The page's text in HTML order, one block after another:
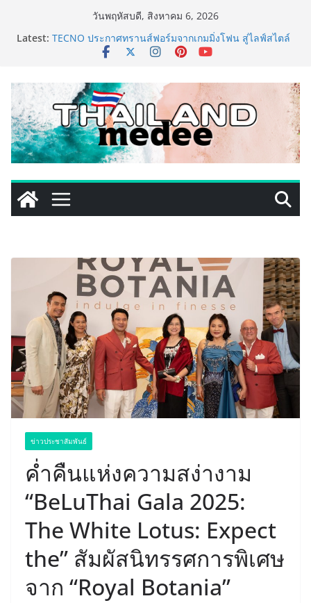
วันพฤหัสบดี, สิงหาคม 6, 2026
Latest:
เหิงลี่ แมนูแฟคเจอริ่ง เทคโนโลยี (ไทยแลนด์) เปิดโรงงาน
แห่งใหม่ในชลบุรี เดินหน้าขยายฐานการผลิตสู่เอเชียตะวัน
ออกเฉียงใต้ เสริมแกร่งยุทธศาสตร์ระดับโลก
แฟชั่นไอเท็ม เสิร์ฟใหญ่ปักหมุดแลนมาร์คใหม่กลางสถานี
MRT วาง POVA 8 Series จุดเริ่มต้นครั้งสำคัญ
ครั้งแรกของอุตสาหกรรมสีไทย นิปปอนเพนต์ผนึก 6 พันธ
มิตรโมเดิร์นเทรดชั้นนำ นำร่องเปิดตัว “NIPPON PAINT
WORRY FREE” โปรแกรมดูแลคุณภาพฟิล์มสีหลังการขาย
ยกระดับความมั่นใจลูกค้าด้วยผลิตภัณฑ์คุณภาพและ
บริการหลังการขายที่ครบวงจร
434 วันแห่งการรอคอย มูลนิธิ “เพจอีจัน” ส่งมอบ โรงเรียน
เด็กพิเศษทองผาภูมิ ให้กระทรวงศึกษาธิการ ส่งต่อโอกาส
ทางการศึกษาให้เด็กพิเศษกว่า 100 คน ใช้เวลา 434 วัน
เปลี่ยนพื้นที่ว่างเปล่าให้กลายเป็นโรงเรียนแห่งความหวัง
ราชปณิธาน สร้างคุณค่าการท่องเที่ยวไทยอย่างยั่งยืน
ข่าวประชาสัมพันธ์
ค่ำคืนแห่งความสง่างาม
“BeLuThai Gala 2025:
The White Lotus: Expect
the” สัมผัสนิทรรศการพิเศษ
จาก “Royal Botania”